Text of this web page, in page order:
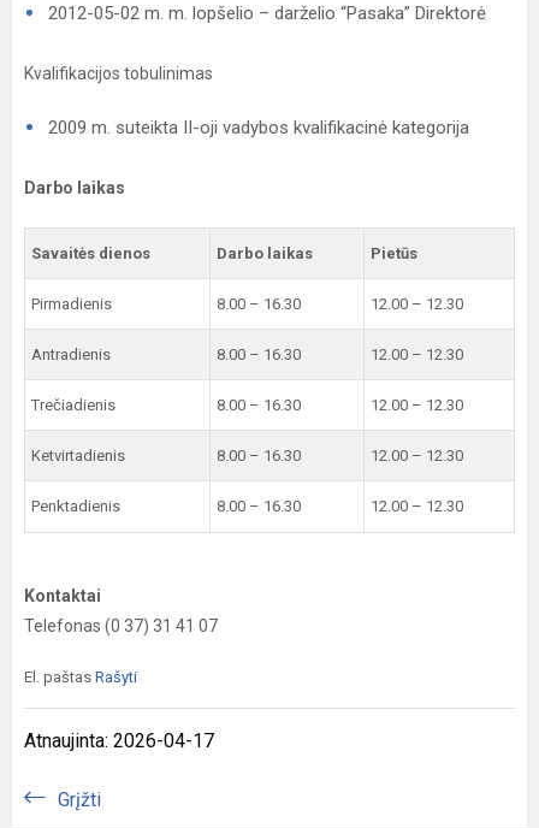
2012-05-02 m. m. lopšelio – darželio “Pasaka” Direktorė
Kvalifikacijos tobulinimas
2009 m. suteikta II-oji vadybos kvalifikacinė kategorija
Darbo laikas
Savaitės dienos Darbo laikas Pietūs
Pirmadienis 8.00 – 16.30 12.00 – 12.30
Antradienis 8.00 – 16.30 12.00 – 12.30
Trečiadienis 8.00 – 16.30 12.00 – 12.30
Ketvirtadienis 8.00 – 16.30 12.00 – 12.30
Penktadienis 8.00 – 16.30 12.00 – 12.30
Kontaktai
Telefonas (0 37) 31 41 07
El. paštas Rašyti
Atnaujinta: 2026-04-17
Grįžti